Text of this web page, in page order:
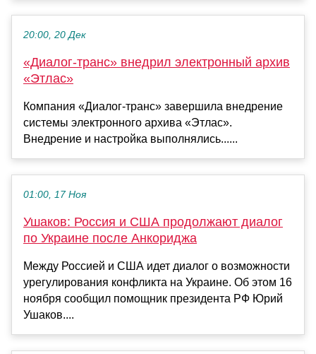
20:00, 20 Дек
«Диалог-транс» внедрил электронный архив
«Этлас»
Компания «Диалог-транс» завершила внедрение
системы электронного архива «Этлас».
Внедрение и настройка выполнялись......
01:00, 17 Ноя
Ушаков: Россия и США продолжают диалог
по Украине после Анкориджа
Между Россией и США идет диалог о возможности
урегулирования конфликта на Украине. Об этом 16
ноября сообщил помощник президента РФ Юрий
Ушаков....